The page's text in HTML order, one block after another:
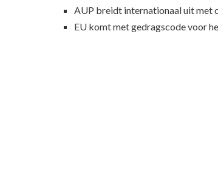
AUP breidt internationaal uit met
EU komt met gedragscode voor